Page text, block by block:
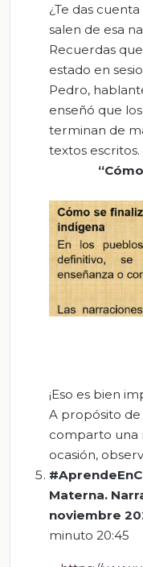
¿Te das
salen de esa
Recuerdas
estado en
Pedro,
enseñó que
terminan de
textos escritos.
¡Eso es bien
A propósito de
comparto una
ocasión,
Materna.
noviembre
minuto 20:45